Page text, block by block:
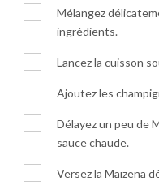
Mélangez
ingrédients.
Lancez la cuisson
Ajoutez les
Délayez un peu de
sauce chaude.
Versez la Maïzena